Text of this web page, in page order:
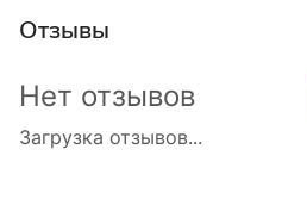
Отзывы
Загрузка отзывов...
Нет отзывов